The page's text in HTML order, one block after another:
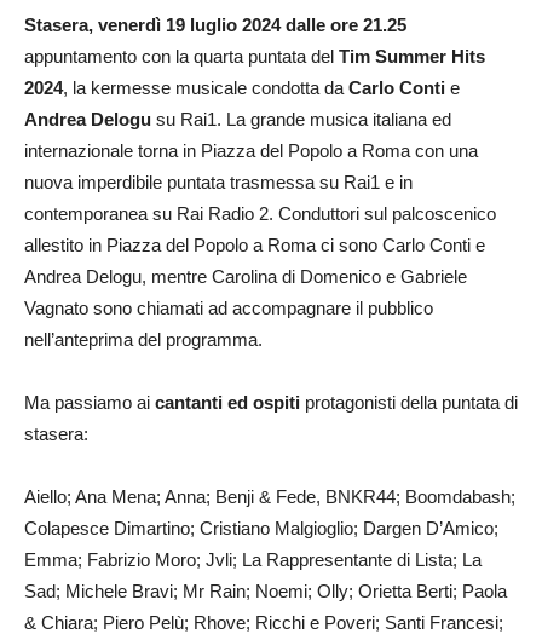
Stasera, venerdì 19 luglio 2024 dalle ore 21.25
appuntamento con la quarta puntata del Tim Summer Hits
2024, la kermesse musicale condotta da Carlo Conti e
Andrea Delogu su Rai1. La grande musica italiana ed
internazionale torna in Piazza del Popolo a Roma con una
nuova imperdibile puntata trasmessa su Rai1 e in
contemporanea su Rai Radio 2. Conduttori sul palcoscenico
allestito in Piazza del Popolo a Roma ci sono Carlo Conti e
Andrea Delogu, mentre Carolina di Domenico e Gabriele
Vagnato sono chiamati ad accompagnare il pubblico
nell’anteprima del programma.
Ma passiamo ai cantanti ed ospiti protagonisti della puntata di
stasera:
Aiello; Ana Mena; Anna; Benji & Fede, BNKR44; Boomdabash;
Colapesce Dimartino; Cristiano Malgioglio; Dargen D’Amico;
Emma; Fabrizio Moro; Jvli; La Rappresentante di Lista; La
Sad; Michele Bravi; Mr Rain; Noemi; Olly; Orietta Berti; Paola
& Chiara; Piero Pelù; Rhove; Ricchi e Poveri; Santi Francesi;